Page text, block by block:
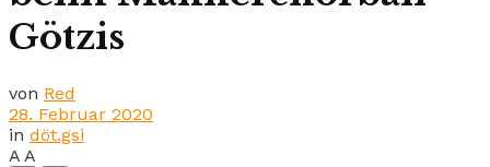
Götzis
von Red
28. Februar 2020
in döt.gsi
A A